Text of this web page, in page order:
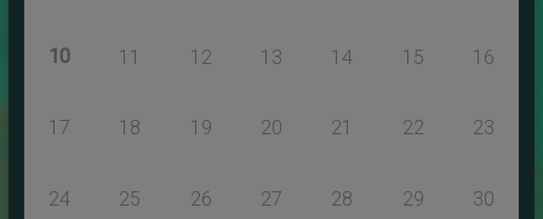
10 11 12 13 14 15 16
17 18 19 20 21 22 23
24 25 26 27 28 29 30